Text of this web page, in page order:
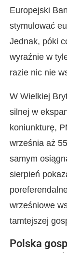
Europejski
stymulować
Jednak, póki
wyraźnie w
razie nic nie
W Wielkiej
silnej w
koniunkturę,
września aż
samym
sierpień
wrześniowe
tamtejszej
Polska